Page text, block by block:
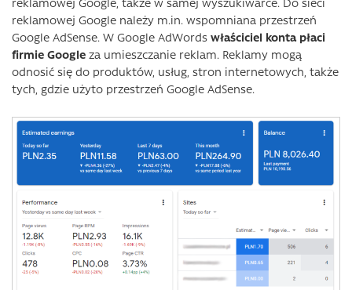
reklamowej Google należy m.in. wspomniana przestrzeń
Google AdSense. W Google AdWords właściciel konta płaci
firmie Google za umieszczanie reklam. Reklamy mogą
odnosić się do produktów, usług, stron internetowych, także
tych, gdzie użyto przestrzeń Google AdSense.